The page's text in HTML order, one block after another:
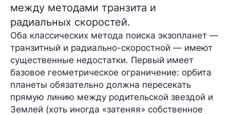
между методами транзита и
радиальных скоростей.
Оба классических метода поиска экзопланет —
транзитный и радиально-скоростной — имеют
существенные недостатки. Первый имеет
базовое геометрическое ограничение: орбита
планеты обязательно должна пересекать
прямую линию между родительской звездой и
Землей (хоть иногда «затеняя» собственное